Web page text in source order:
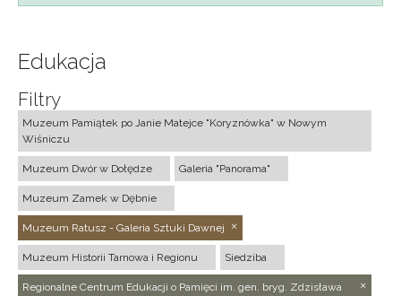
Edukacja
Filtry
Muzeum Pamiątek po Janie Matejce "Koryznówka" w Nowym
Wiśniczu
Muzeum Dwór w Dołędze Galeria "Panorama"
Muzeum Zamek w Dębnie
Muzeum Ratusz - Galeria Sztuki Dawnej
Muzeum Historii Tarnowa i Regionu Siedziba
Regionalne Centrum Edukacji o Pamięci im. gen. bryg. Zdzisława